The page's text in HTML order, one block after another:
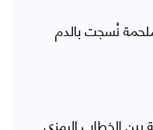
نُسجت بالدم
بين الخطاب الرمزي